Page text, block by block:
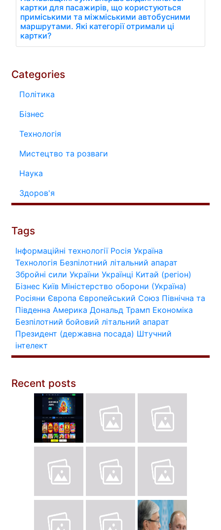
картки для пасажирів, що користуються
приміськими та міжміськими автобусними
маршрутами. Які категорії отримали ці
картки?
Categories
Політика
Бізнес
Технологія
Мистецтво та розваги
Наука
Здоров'я
Tags
Інформаційні технології Росія Україна
Технологія Безпілотний літальний апарат
Збройні сили України Українці Китай (регіон)
Бізнес Київ Міністерство оборони (Україна)
Росіяни Європа Європейський Союз Північна та
Південна Америка Дональд Трамп Економіка
Безпілотний бойовий літальний апарат
Президент (державна посада) Штучний
інтелект
Recent posts